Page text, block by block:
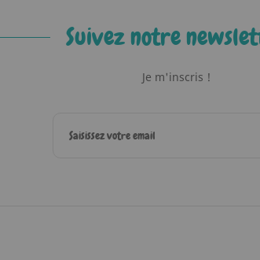
Suivez notre
Je m'inscris !